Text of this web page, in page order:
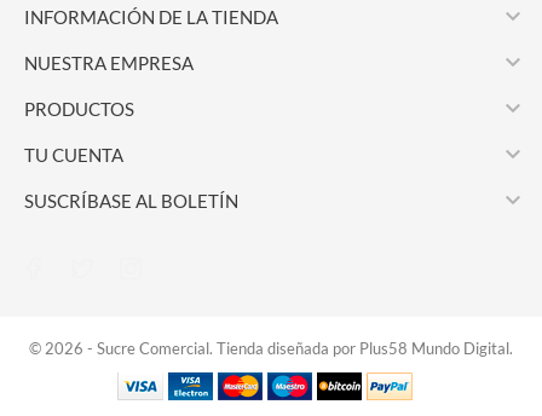
INFORMACIÓN DE LA TIENDA 
NUESTRA EMPRESA 
PRODUCTOS 
TU CUENTA 
SUSCRÍBASE AL BOLETÍN 
© 2026 - Sucre Comercial. Tienda diseñada por Plus58 Mundo Digital.